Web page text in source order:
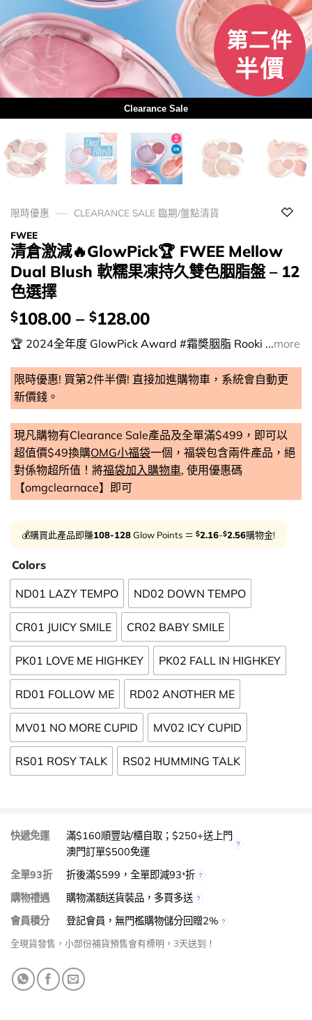
Clearance Sale
限時優惠
CLEARANCE SALE 臨期/盤點清貨
FWEE
清倉激減🔥GlowPick🏆 FWEE Mellow
Dual Blush 軟糯果凍持久雙色胭脂盤 – 12
色選擇
價
錢：
$108.00 – $128.00
🏆 2024全年度 GlowPick Award #霜奬胭脂 Rooki ...more
限時優惠! 買第2件半價! 直接加進購物車，系統會自動更
新價錢。
現凡購物有Clearance Sale產品及全單滿$499，即可以
超值價$49換購OMG小福袋一個，福袋包含兩件產品，絕
對係物超所值！將福袋加入購物車, 使用優惠碼
【omgclearnace】即可
💰購買此產品即賺108-128Glow Points ＝ $2.16-$2.56購物金!
Colors
ND01 LAZY TEMPO ND02 DOWN TEMPO
CR01 JUICY SMILE CR02 BABY SMILE
PK01 LOVE ME HIGHKEY PK02 FALL IN HIGHKEY
RD01 FOLLOW ME RD02 ANOTHER ME
MV01 NO MORE CUPID MV02 ICY CUPID
RS01 ROSY TALK RS02 HUMMING TALK
快遞免運
滿$160順豐站/櫃自取；$250+送上門
澳門訂單$500免運
全單93折
折後滿$599，全單即減93*折
購物禮遇
購物滿額送貨裝品，多買多送
會員積分
登記會員，無門檻購物儲分回贈2%
全現貨發售，小部份補貨預售會有標明，3天送到！